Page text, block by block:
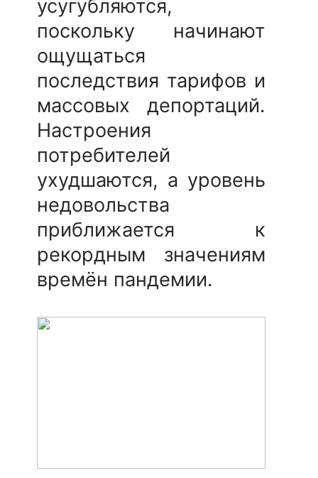
усугубляются,
поскольку начинают
ощущаться
последствия тарифов и
массовых депортаций.
Настроения
потребителей
ухудшаются, а уровень
недовольства
приближается к
рекордным значениям
времён пандемии.